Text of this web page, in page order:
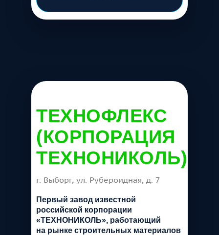
Первый завод известной
российской корпорации
«ТЕХНОНИКОЛЬ», работающий
на рынке строительных материалов
г. Выборг, ул. Рубероидная, д. 7
ТЕХНОФЛЕКС
(КОРПОРАЦИЯ
ТЕХНОНИКОЛЬ)